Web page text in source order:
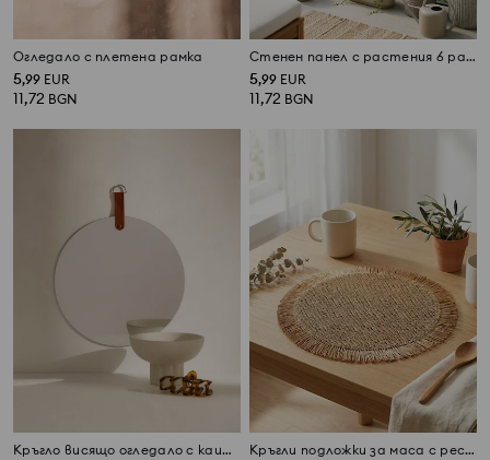
Огледало с плетена рамка
5,99 EUR
11,72 BGN
Стенен панел с растения 6 pack
5,99 EUR
11,72 BGN
Кръгло висящо огледало с каишка Кръгли подложки за маса с ресни 2 pack